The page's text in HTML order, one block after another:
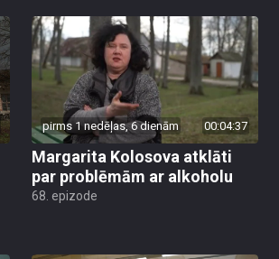
pirms 1 nedēļas, 6 dienām 00:04:37
Margarita Kolosova atklāti
par problēmām ar alkoholu
68. epizode